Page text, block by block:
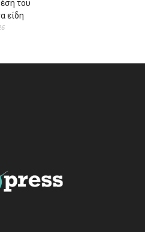
του
είδη